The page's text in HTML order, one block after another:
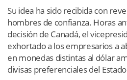
Su idea ha sido recibida con
hombres de confianza. Horas
decisión de Canadá, el
exhortado a los empresarios a
en monedas distintas al dólar
divisas preferenciales del